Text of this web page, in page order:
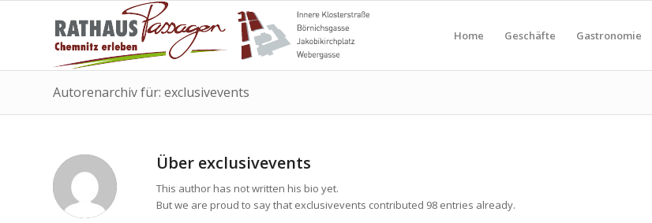
Home Geschäfte Gastronomie
Autorenarchiv für: exclusivevents
Über exclusivevents
This author has not written his bio yet.
But we are proud to say that exclusivevents contributed 98 entries already.